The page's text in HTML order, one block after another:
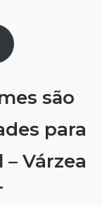
são
para
Várzea